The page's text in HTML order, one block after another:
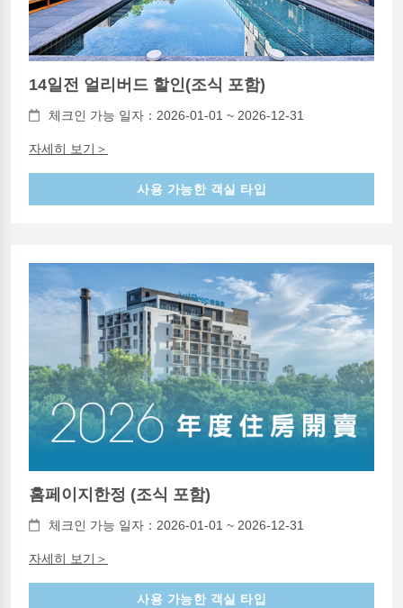
14일전 얼리버드 할인(조식 포함)
체크인 가능 일자：2026-01-01 ~ 2026-12-31
자세히 보기＞
사용 가능한 객실 타입
홈페이지한정 (조식 포함)
체크인 가능 일자：2026-01-01 ~ 2026-12-31
자세히 보기＞
사용 가능한 객실 타입